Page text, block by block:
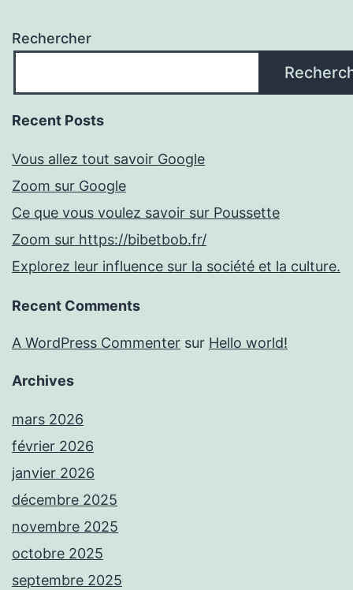
Rechercher
Recent Posts
Vous allez tout savoir Google
Zoom sur Google
Ce que vous voulez savoir sur Poussette
Zoom sur https://bibetbob.fr/
Explorez leur influence sur la société et la culture.
Recent Comments
A WordPress Commenter sur Hello world!
Archives
mars 2026
février 2026
janvier 2026
décembre 2025
novembre 2025
octobre 2025
septembre 2025